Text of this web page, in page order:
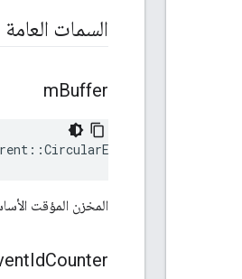
السمات العامة
mBuffer
المخزن المؤقت
IdCounter